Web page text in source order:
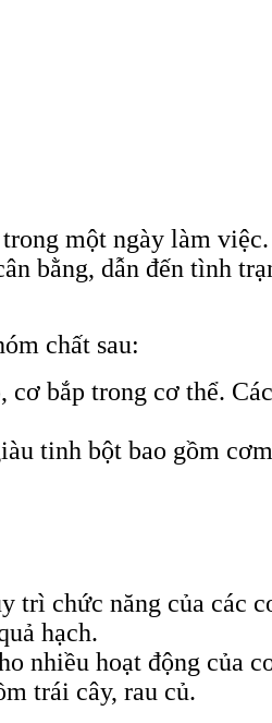
một ngày làm
bằng, dẫn đến tình
chất sau:
bắp trong cơ thể.
tinh bột bao gồm
trì chức năng của các
hạch.
nhiều hoạt động của
trái cây, rau củ.